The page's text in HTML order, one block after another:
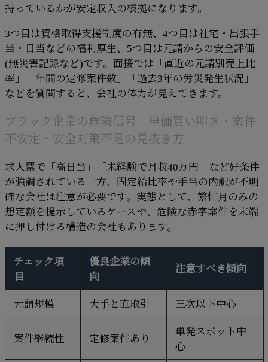
持っているかが安定収入の根拠になります。
3つ目は資格取得支援制度の有無、4つ目は社宅・出張手
当・日当などの福利厚生、5つ目は元請からの安全評価
(無災害記録など)です。面接では「直近の元請別売上比
率」「年間の定修案件数」「過去3年の労災発生状況」
などを質問すると、会社の体力が見えてきます。
ブラック企業の危険信号｜単価買い叩き・案件
不安定・安全対策不足の見抜き方
求人票で「高日当」「未経験で月収40万円」など好条件
が強調されている一方、固定給比率や手当の内訳が不明
確な会社は注意が必要です。実態として、繁忙月のみの
想定額を提示しているケースや、危険な赤字案件を末端
に押し付ける構造の会社もあります。
チェック項
目
優良企業の傾
向
注意すべき傾向
元請規模 大手と直取引 三次以下中心
案件継続性 定修案件あり
単発スポット中
心